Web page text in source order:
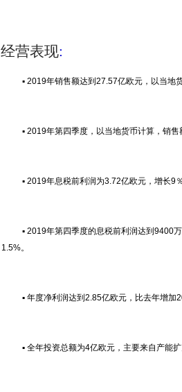
经营表现:
▪ 2019年销售额达到27.57亿欧元，以当地
▪ 2019年第四季度，以当地货币计算，销售
▪ 2019年息税前利润为3.72亿欧元，增长9
▪ 2019年第四季度的息税前利润达到9400
1.5%。
▪ 年度净利润达到2.85亿欧元，比去年增加
▪ 全年投资总额为4亿欧元，主要来自产能扩